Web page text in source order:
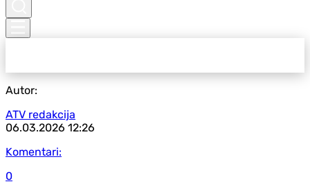
Autor:
ATV redakcija
06.03.2026 12:26
Komentari:
0